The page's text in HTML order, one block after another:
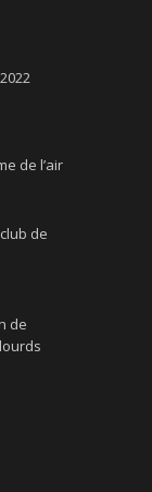
de l’air
de
de